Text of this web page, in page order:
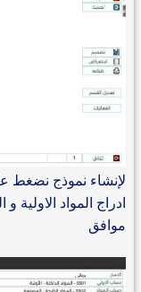
لإنشاء نموذج نضغط
ادراج المواد
موافق